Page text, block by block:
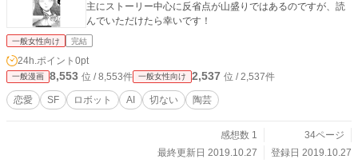
主にストーリー中心に反省点が山盛りではあるのですが、読
んでいただけたら幸いです！
一般女性向け 完結
24h.ポイント 0pt
一般漫画 8,553 位 / 8,553件 一般女性向け 2,537 位 / 2,537件
恋愛 SF ロボット AI 切ない 陶芸
感想数 1
34ページ
最終更新日 2019.10.27
登録日 2019.10.27